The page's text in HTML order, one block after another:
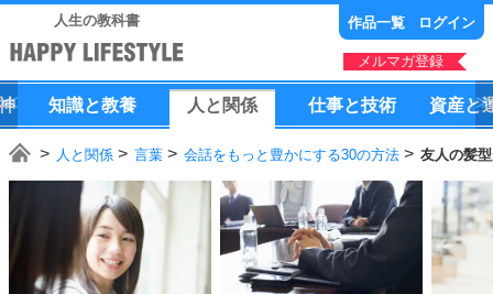
人生の教科書 作品一覧 ログイン
メルマガ登録
知識と教養 人 と 関係 仕事と技術 資産と
人と関係 言葉 会話をもっと豊かにする30の方法 友人の髪